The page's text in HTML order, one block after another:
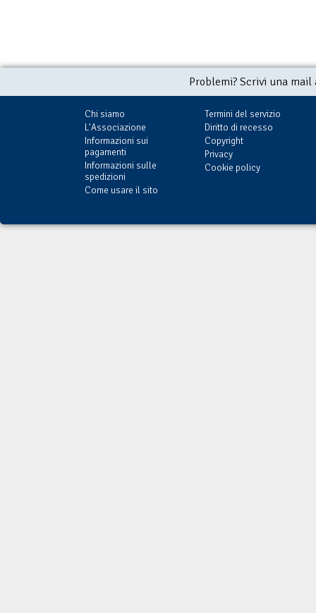
Problemi? Scrivi una
Chi siamo
L'Associazione
Informazioni sui
pagamenti
Informazioni sulle
spedizioni
Come usare il sito
Termini del servizio
Diritto di recesso
Copyright
Privacy
Cookie policy